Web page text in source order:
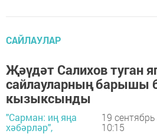
САЙЛАУЛАР
Җәүдәт Салихов туган
сайлауларның барышы
кызыксынды
"Сарман: иң яңа
хәбәрләр",
19
10:15